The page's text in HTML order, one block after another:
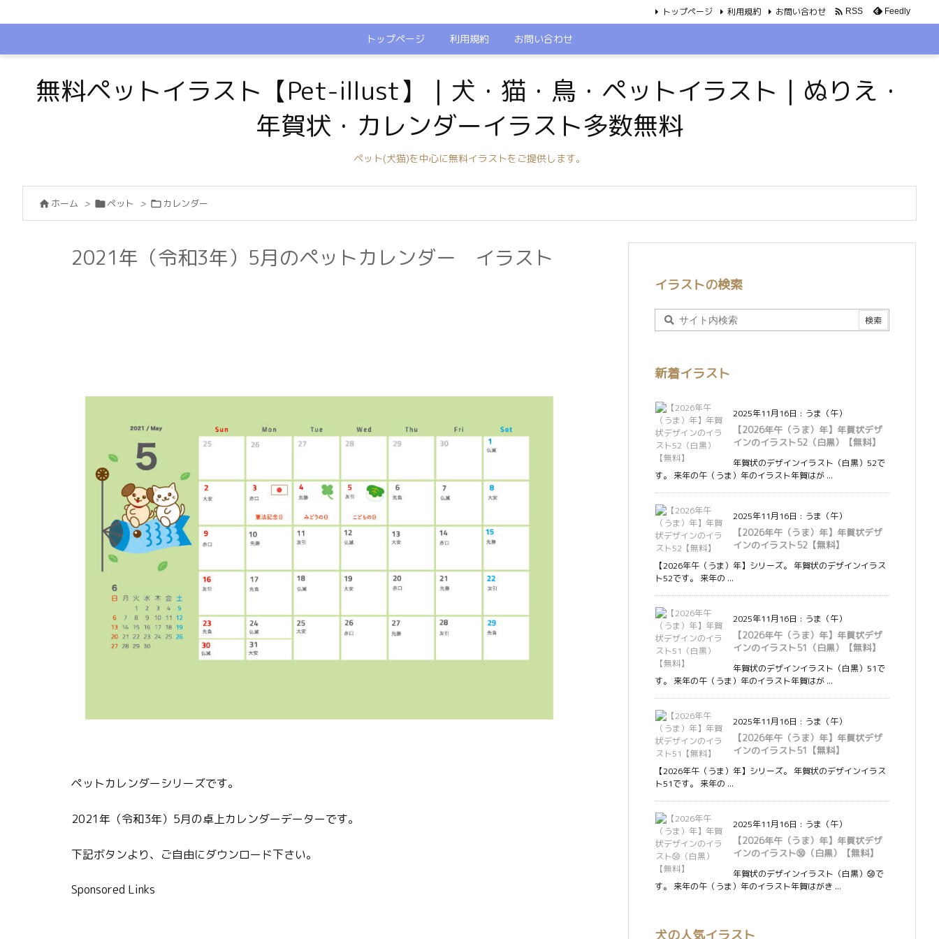
トップページ 利用規約 お問い合わせ
トップページ 利用規約 お問い合わせ  RSS Feedly
無料ペットイラスト【Pet-illust】｜犬・猫・鳥・ペットイラスト｜ぬりえ・
年賀状・カレンダーイラスト多数無料
ペット(犬猫)を中心に無料イラストをご提供します。
 ホーム > ペット > カレンダー
2021年（令和3年）5月のペットカレンダー イラスト
ペットカレンダーシリーズです。
2021年（令和3年）5月の卓上カレンダーデーターです。
下記ボタンより、ご自由にダウンロード下さい。
Sponsored Links
イラストの検索
新着イラスト
2025年11月16日 : うま（午）
【2026年午（うま）年】年賀状デザ
インのイラスト52（白黒）【無料】
年賀状のデザインイラスト（白黒）52で
す。 来年の午（うま）年のイラスト年賀はが ...
2025年11月16日 : うま（午）
【2026年午（うま）年】年賀状デザ
インのイラスト52【無料】
【2026年午（うま）年】シリーズ。 年賀状のデザインイラス
ト52です。 来年の ...
2025年11月16日 : うま（午）
【2026年午（うま）年】年賀状デザ
インのイラスト51（白黒）【無料】
年賀状のデザインイラスト（白黒）51で
す。 来年の午（うま）年のイラスト年賀はが ...
2025年11月16日 : うま（午）
【2026年午（うま）年】年賀状デザ
インのイラスト51【無料】
【2026年午（うま）年】シリーズ。 年賀状のデザインイラス
ト51です。 来年の ...
2025年11月16日 : うま（午）
【2026年午（うま）年】年賀状デザ
インのイラスト㊿（白黒）【無料】
年賀状のデザインイラスト（白黒）㊿で
す。 来年の午（うま）年のイラスト年賀はがき ...
犬の人気イラスト